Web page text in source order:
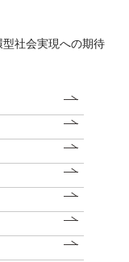
型社会実現への期待